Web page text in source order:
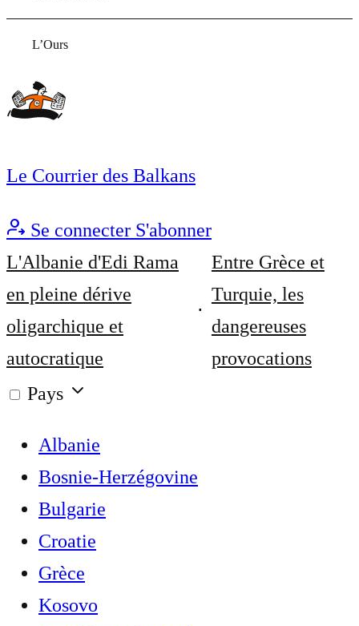
L’Ours
Le Courrier des Balkans
Se connecter S'abonner
L'Albanie d'Edi Rama
en pleine dérive
oligarchique et
autocratique
Entre Grèce et
Turquie, les
dangereuses
provocations
Pays
Albanie
Bosnie-Herzégovine
Bulgarie
Croatie
Grèce
Kosovo